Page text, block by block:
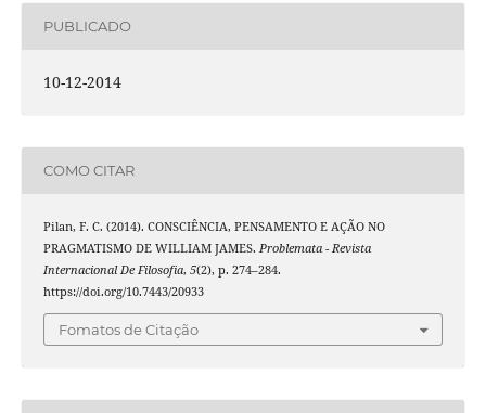
PUBLICADO
10-12-2014
COMO CITAR
Pilan, F. C. (2014). CONSCIÊNCIA, PENSAMENTO E AÇÃO NO
PRAGMATISMO DE WILLIAM JAMES. Problemata - Revista
Internacional De Filosofia, 5(2), p. 274–284.
https://doi.org/10.7443/20933
Fomatos de Citação